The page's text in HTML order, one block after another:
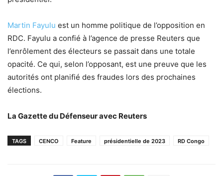
Martin Fayulu est un homme politique de l’opposition en
RDC. Fayulu a confié à l’agence de presse Reuters que
l’enrôlement des électeurs se passait dans une totale
opacité. Ce qui, selon l’opposant, est une preuve que les
autorités ont planifié des fraudes lors des prochaines
élections.
La Gazette du Défenseur avec Reuters
TAGS CENCO Feature présidentielle de 2023 RD Congo